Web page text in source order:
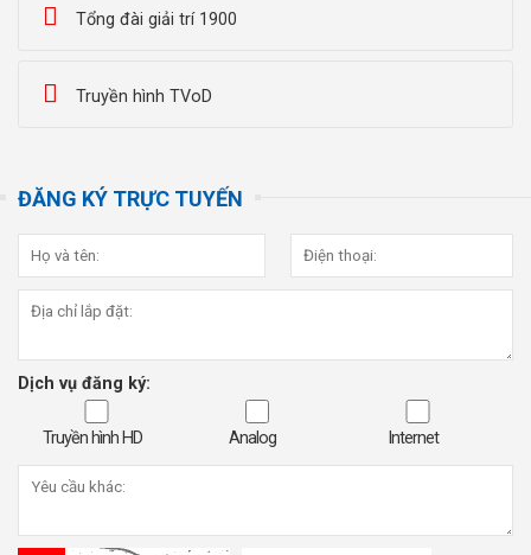
Tổng đài giải trí 1900
Truyền hình TVoD
ĐĂNG KÝ TRỰC TUYẾN
Dịch vụ đăng ký:
Truyền hình HD Analog Internet